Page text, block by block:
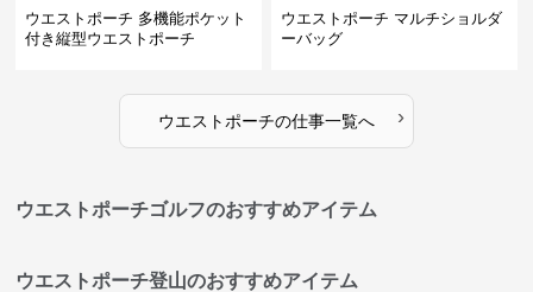
ウエストポーチ 多機能ポケット
付き縦型ウエストポーチ
ウエストポーチ マルチショルダ
ーバッグ
ウエストポーチの仕事一覧へ ›
ウエストポーチゴルフのおすすめアイテム
ウエストポーチ登山のおすすめアイテム